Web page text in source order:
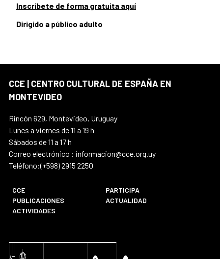
Inscríbete de forma gratuita aquí
Dirigido a público adulto
CCE | CENTRO CULTURAL DE ESPAÑA EN
MONTEVIDEO
Rincón 629, Montevideo, Uruguay
Lunes a viernes de 11 a 19 h
Sábados de 11 a 17 h
Correo electrónico : informacion@cce.org.uy
Teléfono:(+598) 2915 2250
CCE
PARTICIPA
PUBLICACIONES
ACTUALIDAD
ACTIVIDADES